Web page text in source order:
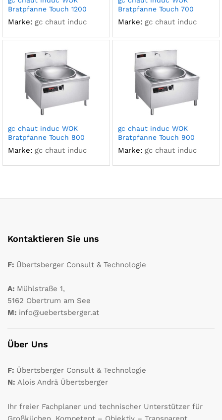
Bratpfanne Touch 1200
Marke: gc chaut induc
Bratpfanne Touch 700
Marke: gc chaut induc
gc chaut induc WOK
Bratpfanne Touch 800
Marke: gc chaut induc
gc chaut induc WOK
Bratpfanne Touch 900
Marke: gc chaut induc
Kontaktieren Sie uns
F: Übertsberger Consult & Technologie
A: Mühlstraße 1,
5162 Obertrum am See
M: info@uebertsberger.at
Über Uns
F: Übertsberger Consult & Technologie
N: Alois Andrä Übertsberger
Ihr freier Fachplaner und technischer Unterstützer für